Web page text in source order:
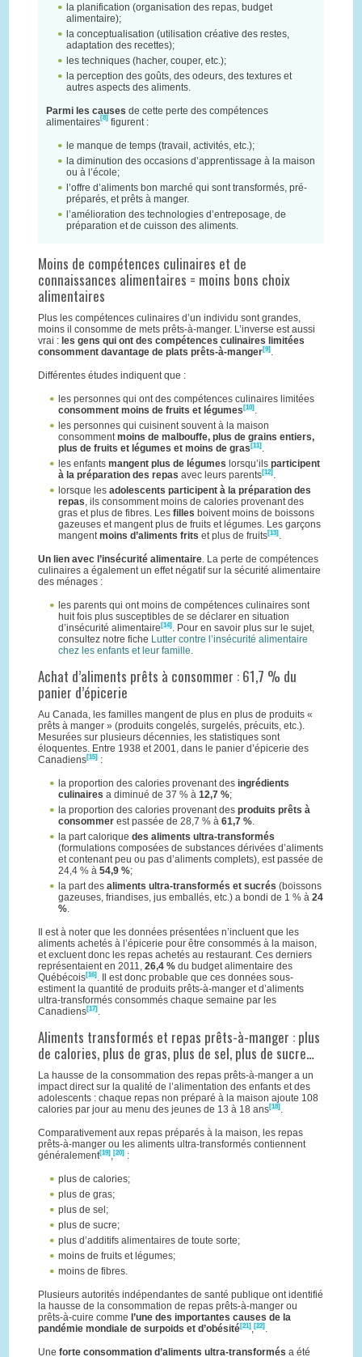
la planification (organisation des repas, budget
alimentaire);
la conceptualisation (utilisation créative des restes,
adaptation des recettes);
les techniques (hacher, couper, etc.);
la perception des goûts, des odeurs, des textures et
autres aspects des aliments.
Parmi les causes de cette perte des compétences
alimentaires[8] figurent :
le manque de temps (travail, activités, etc.);
la diminution des occasions d’apprentissage à la maison
ou à l’école;
l’offre d’aliments bon marché qui sont transformés, pré-
préparés, et prêts à manger.
l’amélioration des technologies d’entreposage, de
préparation et de cuisson des aliments.
Moins de compétences culinaires et de
connaissances alimentaires = moins bons choix
alimentaires
Plus les compétences culinaires d’un individu sont grandes,
moins il consomme de mets prêts-à-manger. L’inverse est aussi
vrai : les gens qui ont des compétences culinaires limitées
consomment davantage de plats prêts-à-manger[9].
Différentes études indiquent que :
les personnes qui ont des compétences culinaires limitées
consomment moins de fruits et légumes[10].
les personnes qui cuisinent souvent à la maison
consommentmoins de malbouffe, plus de grains entiers,
plus de fruits et légumes et moins de gras[11].
les enfants mangent plus de légumes lorsqu’ils participent
à la préparation des repas avec leurs parents[12].
lorsque les adolescents participent à la préparation des
repas, ils consomment moins de calories provenant des
gras et plus de fibres. Les filles boivent moins de boissons
gazeuses et mangent plus de fruits et légumes. Les garçons
mangentmoins d’aliments frits et plus de fruits[13].
Un lien avec l’insécurité alimentaire. La perte de compétences
culinaires a également un effet négatif sur la sécurité alimentaire
des ménages :
les parents qui ont moins de compétences culinaires sont
huit fois plus susceptibles de se déclarer en situation
d’insécurité alimentaire[14]. Pour en savoir plus sur le sujet,
consultez notre fiche Lutter contre l’insécurité alimentaire
chez les enfants et leur famille.
Achat d’aliments prêts à consommer : 61,7 % du
panier d’épicerie
Au Canada, les familles mangent de plus en plus de produits «
prêts à manger » (produits congelés, surgelés, précuits, etc.).
Mesurées sur plusieurs décennies, les statistiques sont
éloquentes. Entre 1938 et 2001, dans le panier d’épicerie des
Canadiens[15]:
la proportion des calories provenant des ingrédients
culinaires a diminué de 37 % à 12,7 %;
la proportion des calories provenant des produits prêts à
consommerest passée de 28,7 % à 61,7 %.
la part calorique des aliments ultra-transformés
(formulations composées de substances dérivées d’aliments
et contenant peu ou pas d’aliments complets), est passée de
24,4 % à 54,9 %;
la part des aliments ultra-transformés et sucrés (boissons
gazeuses, friandises, jus emballés, etc.) a bondi de 1 % à 24
%.
Il est à noter que les données présentées n’incluent que les
aliments achetés à l’épicerie pour être consommés à la maison,
et excluent donc les repas achetés au restaurant. Ces derniers
représentaient en 2011, 26,4 %du budget alimentaire des
Québécois[16]. Il est donc probable que ces données sous-
estiment la quantité de produits prêts-à-manger et d’aliments
ultra-transformés consommés chaque semaine par les
Canadiens[17].
Aliments transformés et repas prêts-à-manger : plus
de calories, plus de gras, plus de sel, plus de sucre…
La hausse de la consommation des repas prêts-à-manger a un
impact direct sur la qualité de l’alimentation des enfants et des
adolescents : chaque repas non préparé à la maison ajoute 108
calories par jour au menu des jeunes de 13 à 18 ans[18].
Comparativement aux repas préparés à la maison, les repas
prêts-à-manger ou les aliments ultra-transformés contiennent
généralement[19],[20]:
plus de calories;
plus de gras;
plus de sel;
plus de sucre;
plus d’additifs alimentaires de toute sorte;
moins de fruits et légumes;
moins de fibres.
Plusieurs autorités indépendantes de santé publique ont identifié
la hausse de la consommation de repas prêts-à-manger ou
prêts-à-cuire comme l’une des importantes causes de la
pandémie mondiale de surpoids et d’obésité[21],[22].
Une forte consommation d’aliments ultra-transformés a été